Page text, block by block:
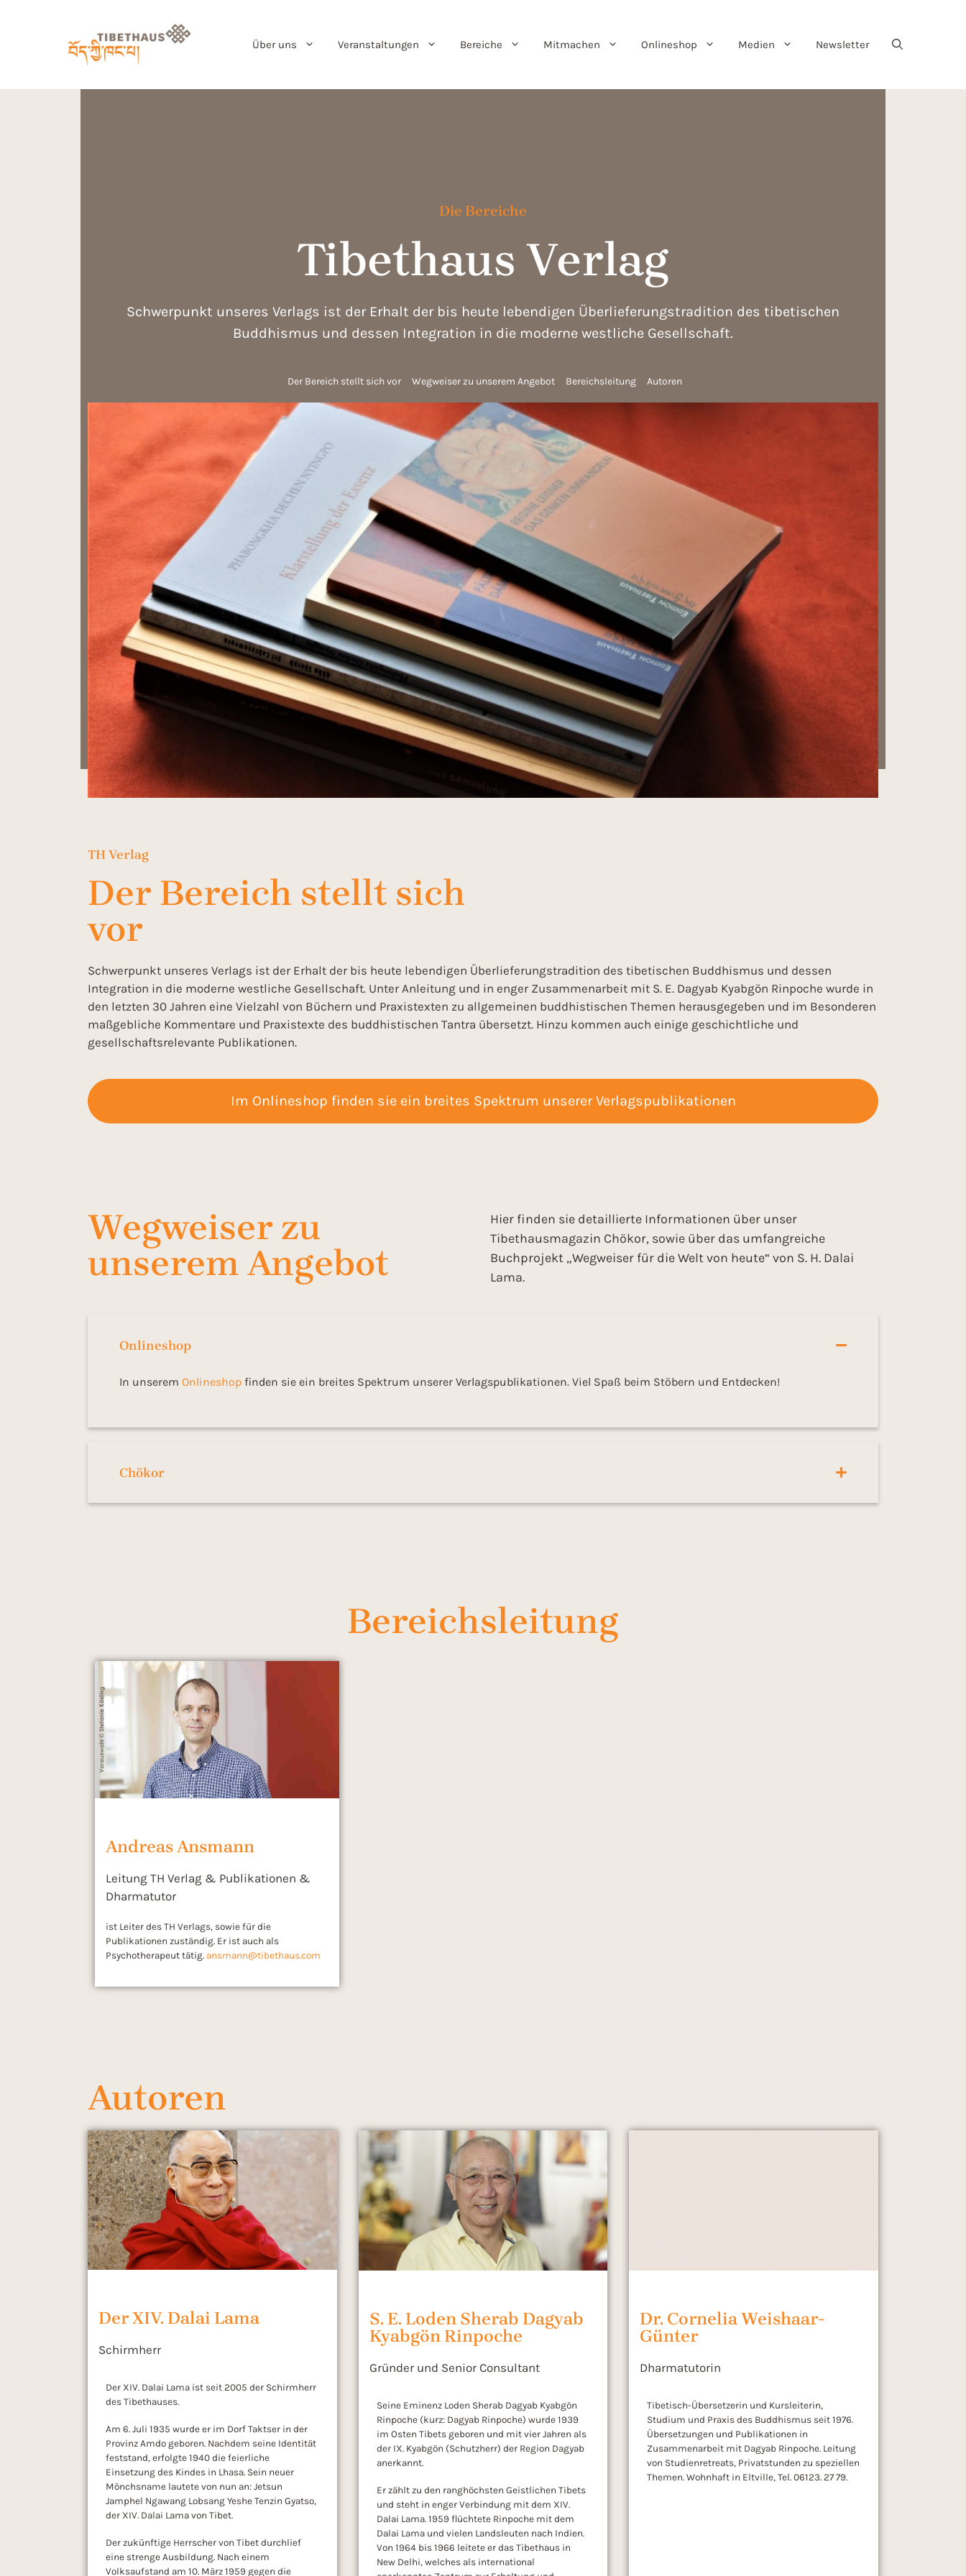
Über uns Veranstaltungen Bereiche Mitmachen Onlineshop Medien Newsletter
Die Bereiche
Tibethaus Verlag
Schwerpunkt unseres Verlags ist der Erhalt der bis heute lebendigen Überlieferungstradition des tibetischen
Buddhismus und dessen Integration in die moderne westliche Gesellschaft.
Der Bereich stellt sich vor Wegweiser zu unserem Angebot Bereichsleitung Autoren
TH Verlag
Der Bereich stellt sich
vor
Schwerpunkt unseres Verlags ist der Erhalt der bis heute lebendigen Überlieferungstradition des tibetischen Buddhismus und dessen
Integration in die moderne westliche Gesellschaft. Unter Anleitung und in enger Zusammenarbeit mit S. E. Dagyab Kyabgön Rinpoche wurde in
den letzten 30 Jahren eine Vielzahl von Büchern und Praxistexten zu allgemeinen buddhistischen Themen herausgegeben und im Besonderen
maßgebliche Kommentare und Praxistexte des buddhistischen Tantra übersetzt. Hinzu kommen auch einige geschichtliche und
gesellschaftsrelevante Publikationen.
Im Onlineshop finden sie ein breites Spektrum unserer Verlagspublikationen
Wegweiser zu
unserem Angebot
Hier finden sie detaillierte Informationen über unser
Tibethausmagazin Chökor, sowie über das umfangreiche
Buchprojekt „Wegweiser für die Welt von heute“ von S. H. Dalai
Lama.
Onlineshop
In unserem Onlineshop finden sie ein breites Spektrum unserer Verlagspublikationen. Viel Spaß beim Stöbern und Entdecken!
Chökor
Bereichsleitung
Andreas Ansmann
Leitung TH Verlag & Publikationen &
Dharmatutor
ist Leiter des TH Verlags, sowie für die
Publikationen zuständig. Er ist auch als
Psychotherapeut tätig. ansmann@tibethaus.com
Autoren
Der XIV. Dalai Lama
Schirmherr
Der XIV. Dalai Lama ist seit 2005 der Schirmherr
des Tibethauses.
Am 6. Juli 1935 wurde er im Dorf Taktser in der
Provinz Amdo geboren. Nachdem seine Identität
feststand, erfolgte 1940 die feierliche
Einsetzung des Kindes in Lhasa. Sein neuer
Mönchsname lautete von nun an: Jetsun
Jamphel Ngawang Lobsang Yeshe Tenzin Gyatso,
der XIV. Dalai Lama von Tibet.
Der zukünftige Herrscher von Tibet durchlief
eine strenge Ausbildung. Nach einem
Volksaufstand am 10. März 1959 gegen die
S. E. Loden Sherab Dagyab
Kyabgön Rinpoche
Gründer und Senior Consultant
Seine Eminenz Loden Sherab Dagyab Kyabgön
Rinpoche (kurz: Dagyab Rinpoche) wurde 1939
im Osten Tibets geboren und mit vier Jahren als
der IX. Kyabgön (Schutzherr) der Region Dagyab
anerkannt.
Er zählt zu den ranghöchsten Geistlichen Tibets
und steht in enger Verbindung mit dem XIV.
Dalai Lama. 1959 flüchtete Rinpoche mit dem
Dalai Lama und vielen Landsleuten nach Indien.
Von 1964 bis 1966 leitete er das Tibethaus in
New Delhi, welches als international
Dr. Cornelia Weishaar-
Günter
Dharmatutorin
Tibetisch-Übersetzerin und Kursleiterin,
Studium und Praxis des Buddhismus seit 1976.
Übersetzungen und Publikationen in
Zusammenarbeit mit Dagyab Rinpoche. Leitung
von Studienretreats, Privatstunden zu speziellen
Themen. Wohnhaft in Eltville, Tel. 06123. 27 79.